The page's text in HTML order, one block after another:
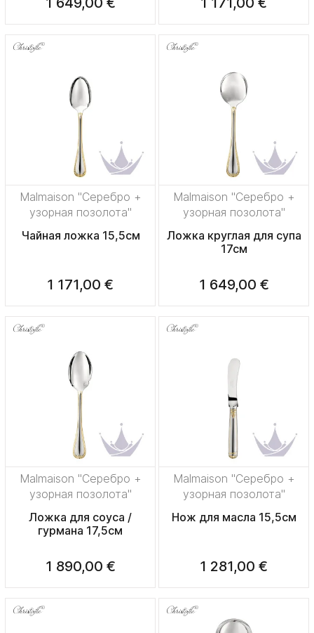
Malmaison "Серебро +
узорная позолота"
Чайная ложка 15,5см
1 171,00 €
Malmaison "Серебро +
узорная позолота"
Ложка круглая для супа
17см
1 649,00 €
Malmaison "Серебро +
узорная позолота"
Ложка для соуса /
гурмана 17,5см
1 890,00 €
Malmaison "Серебро +
узорная позолота"
Нож для масла 15,5см
1 281,00 €